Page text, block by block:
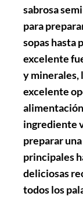
sabrosa
para
sopas hasta
excelente
y minerales,
excelente
ingrediente
preparar
principales
deliciosas
todos los